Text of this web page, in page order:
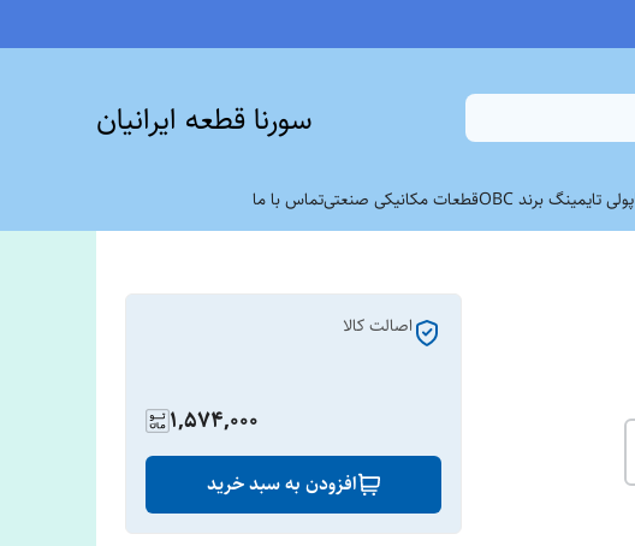
سورنا قطعه ایرانیان
پولی تایمینگ برند OBC قطعات مکانیکی صنعتیتماس با ما
اصالت کالا
1,574,000
افزودن به سبد خرید